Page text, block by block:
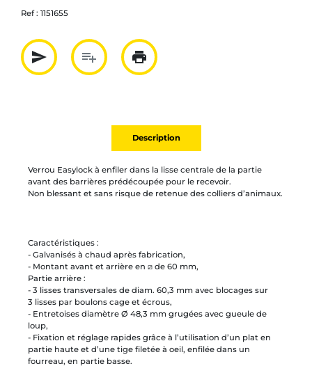
Ref : 1151655
send
Partager par mail
playlist_add
Ajouter à la liste
print
Imprimer
Description
Verrou Easylock à enfiler dans la lisse centrale de la partie
avant des barrières prédécoupée pour le recevoir.
Non blessant et sans risque de retenue des colliers d’animaux.
Caractéristiques :
- Galvanisés à chaud après fabrication,
- Montant avant et arrière en ⧄ de 60 mm,
Partie arrière :
- 3 lisses transversales de diam. 60,3 mm avec blocages sur
3 lisses par boulons cage et écrous,
- Entretoises diamètre Ø 48,3 mm grugées avec gueule de
loup,
- Fixation et réglage rapides grâce à l’utilisation d’un plat en
partie haute et d’une tige filetée à oeil, enfilée dans un
fourreau, en partie basse.